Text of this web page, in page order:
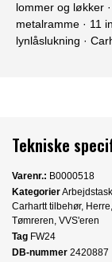
lommer og løkker
metalramme · 11
lynlåslukning ·
Tekniske
Varenr.: B0000518
Kategorier
Carhartt tilbehør, Herre
Tømreren VVS'eren
Tag FW24
DB-nummer 2420887